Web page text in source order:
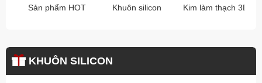
Sản phẩm HOT Khuôn silicon Kim làm thạch 3D
KHUÔN SILICON